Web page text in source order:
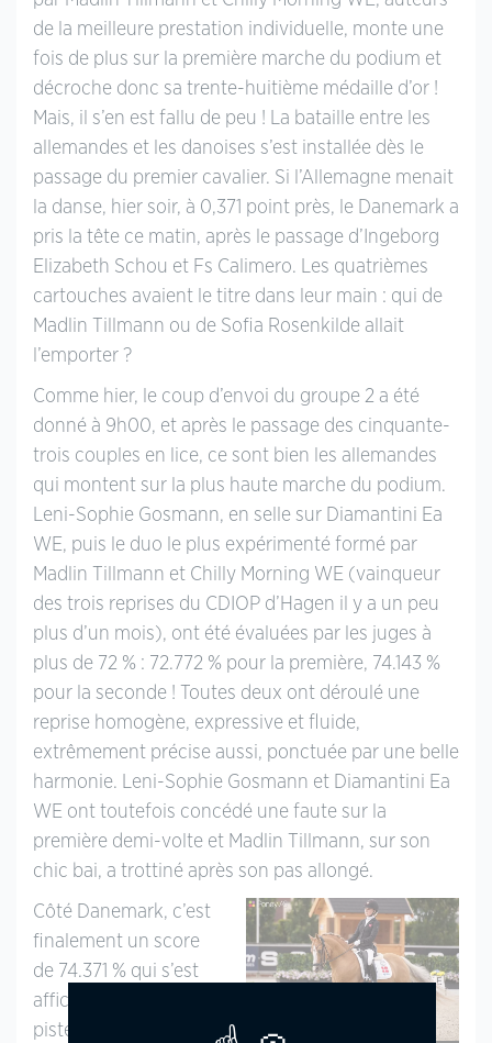
de la meilleure prestation individuelle, monte une
fois de plus sur la première marche du podium et
décroche donc sa trente-huitième médaille d’or !
Mais, il s’en est fallu de peu ! La bataille entre les
allemandes et les danoises s’est installée dès le
passage du premier cavalier. Si l’Allemagne menait
la danse, hier soir, à 0,371 point près, le Danemark a
pris la tête ce matin, après le passage d’Ingeborg
Elizabeth Schou et Fs Calimero. Les quatrièmes
cartouches avaient le titre dans leur main : qui de
Madlin Tillmann ou de Sofia Rosenkilde allait
l’emporter ?
Comme hier, le coup d’envoi du groupe 2 a été
donné à 9h00, et après le passage des cinquante-
trois couples en lice, ce sont bien les allemandes
qui montent sur la plus haute marche du podium.
Leni-Sophie Gosmann, en selle sur Diamantini Ea
WE, puis le duo le plus expérimenté formé par
Madlin Tillmann et Chilly Morning WE (vainqueur
des trois reprises du CDIOP d’Hagen il y a un peu
plus d’un mois), ont été évaluées par les juges à
plus de 72 % : 72.772 % pour la première, 74.143 %
pour la seconde ! Toutes deux ont déroulé une
reprise homogène, expressive et fluide,
extrêmement précise aussi, ponctuée par une belle
harmonie. Leni-Sophie Gosmann et Diamantini Ea
WE ont toutefois concédé une faute sur la
première demi-volte et Madlin Tillmann, sur son
chic bai, a trottiné après son pas allongé.
Côté Danemark, c’est
finalement un score
de 74.371 % qui s’est
affiché à la sortie de
piste d’Ingeborg